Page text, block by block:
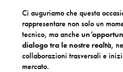
Ci auguriamo che questa
rappresentare non solo un
tecnico, ma anche
dialogo tra le nostre realtà,
collaborazioni trasversali e
mercato.